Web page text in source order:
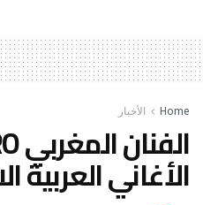
Home الأخبار
الأغاني